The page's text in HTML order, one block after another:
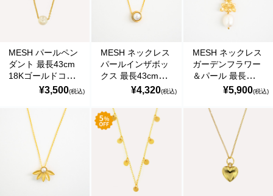
MESH パールペン
ダント 最長43cm
18Kゴールドコー
ト シルバー925 ポ
COL0130 Gold
Necklace
¥3,500(税込)
MESH ネックレス
パールインザボッ
クス 最長43cm
18Kゴールドコー
ルトガル直輸入
COL0130PC Gold
Necklace
¥4,320(税込)
MESH ネックレス
ガーデンフラワー
＆パール 最長
43cm 18Kゴール
925 ポルトガル直
輸入 COL0095
Gold Necklace
¥5,900(税込)
す。ご了承のほどお願い申し上げます。
■Amaricoドッグフード グレインフリー成犬用（レッド）とグレイ
Amaricoドッグフード
■ステイロイヤル グレインフリー ドッグフード
が新たに追加入荷い
たしました。
せんでした。